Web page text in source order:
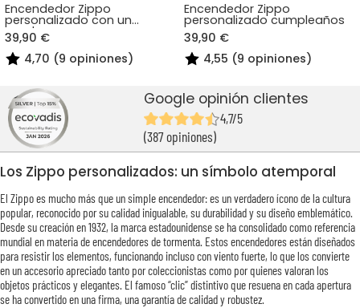
Encendedor Zippo
personalizado con un
nombre
39,90 €
4,70 (9 opiniones)
Encendedor Zippo
personalizado cumpleaños
39,90 €
4,55 (9 opiniones)
Google opinión clientes
4,7/5
(387 opiniones)
Los Zippo personalizados: un símbolo atemporal
El Zippo es mucho más que un simple encendedor: es un verdadero ícono de la cultura
popular, reconocido por su calidad inigualable, su durabilidad y su diseño emblemático.
Desde su creación en 1932, la marca estadounidense se ha consolidado como referencia
mundial en materia de encendedores de tormenta. Estos encendedores están diseñados
para resistir los elementos, funcionando incluso con viento fuerte, lo que los convierte
en un accesorio apreciado tanto por coleccionistas como por quienes valoran los
objetos prácticos y elegantes. El famoso “clic” distintivo que resuena en cada apertura
se ha convertido en una firma, una garantía de calidad y robustez.